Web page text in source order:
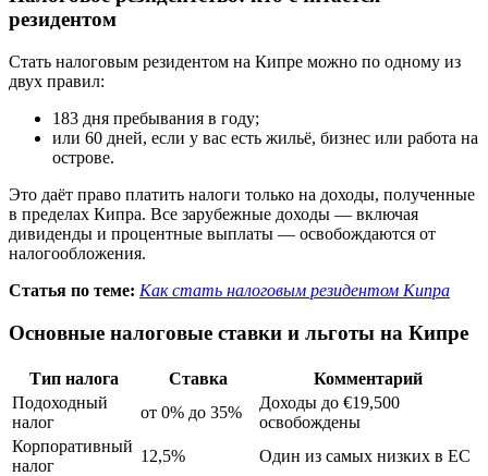
резидентом
Стать налоговым резидентом на Кипре можно по одному из
двух правил:
183 дня пребывания в году;
или 60 дней, если у вас есть жильё, бизнес или работа на
острове.
Это даёт право платить налоги только на доходы, полученные
в пределах Кипра. Все зарубежные доходы — включая
дивиденды и процентные выплаты — освобождаются от
налогообложения.
Статья по теме: Как стать налоговым резидентом Кипра
Основные налоговые ставки и льготы на Кипре
Тип налога Ставка
Комментарий
Подоходный
налог
от 0% до 35%
Доходы до €19,500
освобождены
Корпоративный
налог
12,5%
Один из самых низких в ЕС